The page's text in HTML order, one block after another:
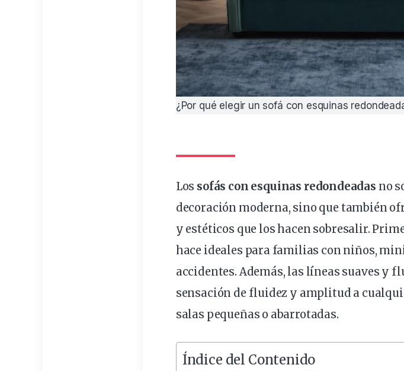
¿Por qué elegir un sofá con esquinas
Los sofás con esquinas redondeadas no
decoración moderna, sino quetambién
y estéticos que loshacen sobresalir.
hace ideales para familias con niños,
accidentes. Además, las líneas suaves y
sensación de fluidez y amplitud a
salas pequeñas o abarrotadas.
Índice del Contenido